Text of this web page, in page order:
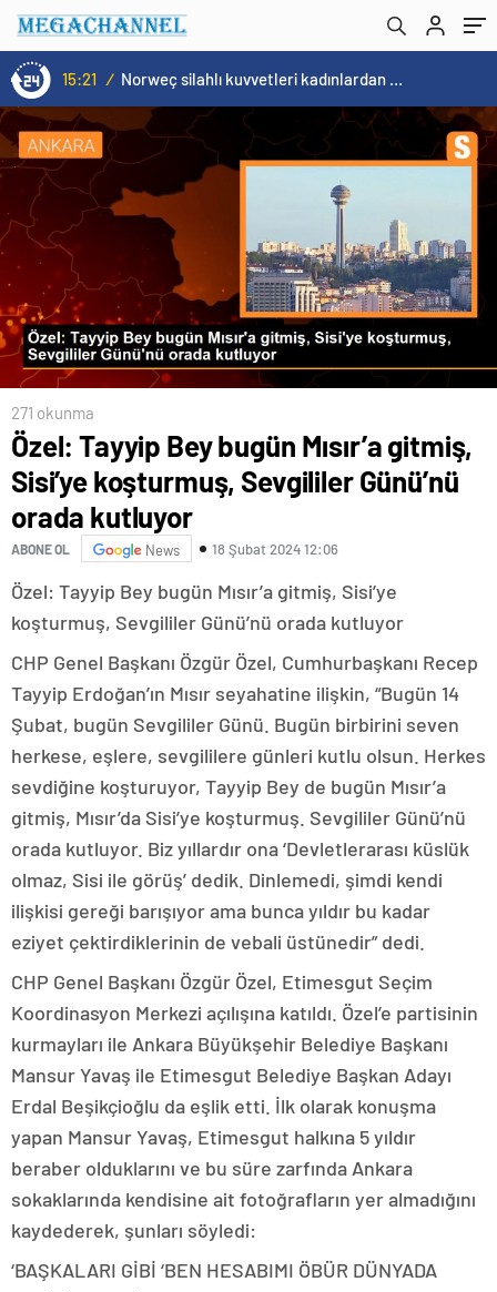
15:21 / Norweç silahlı kuvvetleri kadınlardan oluşan özel kuvvetler eğitimlerini başlattı.
kutluyor
271 okunma
Özel: Tayyip Bey bugün Mısır’a gitmiş,
Sisi’ye koşturmuş, Sevgililer Günü’nü
orada kutluyor
ABONE OL News 18 Şubat 2024 12:06
Özel: Tayyip Bey bugün Mısır’a gitmiş, Sisi’ye
koşturmuş, Sevgililer Günü’nü orada kutluyor
CHP Genel Başkanı Özgür Özel, Cumhurbaşkanı Recep
Tayyip Erdoğan’ın Mısır seyahatine ilişkin, “Bugün 14
Şubat, bugün Sevgililer Günü. Bugün birbirini seven
herkese, eşlere, sevgililere günleri kutlu olsun. Herkes
sevdiğine koşturuyor, Tayyip Bey de bugün Mısır’a
gitmiş, Mısır’da Sisi’ye koşturmuş. Sevgililer Günü’nü
orada kutluyor. Biz yıllardır ona ‘Devletlerarası küslük
olmaz, Sisi ile görüş’ dedik. Dinlemedi, şimdi kendi
ilişkisi gereği barışıyor ama bunca yıldır bu kadar
eziyet çektirdiklerinin de vebali üstünedir” dedi.
CHP Genel Başkanı Özgür Özel, Etimesgut Seçim
Koordinasyon Merkezi açılışına katıldı. Özel’e partisinin
kurmayları ile Ankara Büyükşehir Belediye Başkanı
Mansur Yavaş ile Etimesgut Belediye Başkan Adayı
Erdal Beşikçioğlu da eşlik etti. İlk olarak konuşma
yapan Mansur Yavaş, Etimesgut halkına 5 yıldır
beraber olduklarını ve bu süre zarfında Ankara
sokaklarında kendisine ait fotoğrafların yer almadığını
kaydederek, şunları söyledi:
‘BAŞKALARI GİBİ ‘BEN HESABIMI ÖBÜR DÜNYADA
Gelmiştir.